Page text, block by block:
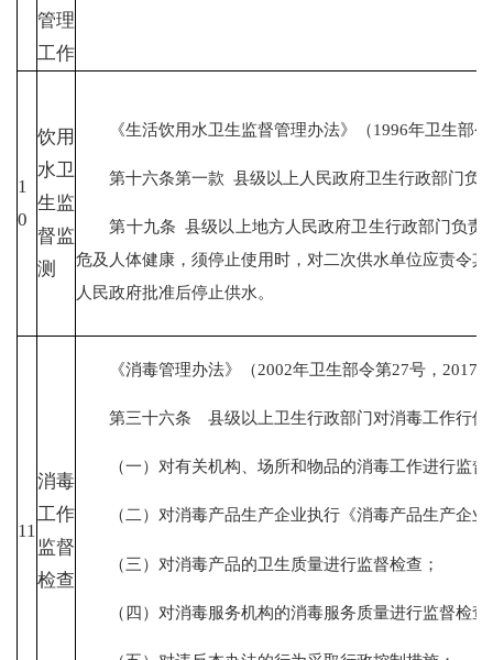
管理
工作
1
0
饮用
水卫
生监
督监
测
《生活饮用水卫生监督管理办法》（1996年卫生部令
第十六条第一款 县级以上人民政府卫生行政部门负
第十九条 县级以上地方人民政府卫生行政部门负责
危及人体健康，须停止使用时，对二次供水单位应责令
人民政府批准后停止供水。
11
消毒
工作
监督
检查
《消毒管理办法》（2002年卫生部令第27号，2017
第三十六条 县级以上卫生行政部门对消毒工作行使
（一）对有关机构、场所和物品的消毒工作进行监督
（二）对消毒产品生产企业执行《消毒产品生产企业
（三）对消毒产品的卫生质量进行监督检查；
（四）对消毒服务机构的消毒服务质量进行监督检查